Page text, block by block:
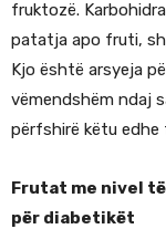
fruktozë.
patatja apo fruti,
Kjo është arsyeja
vëmendshëm ndaj
përfshirë këtu
Frutat me nivel
për diabetikët